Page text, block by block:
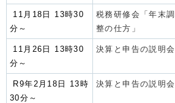
11月18日 13時30
分～
税務研修会「年末調
整の仕方」
11月26日 13時30
分～
決算と申告の説明会
R9年2月18日 13時
30分～
決算と申告の説明会